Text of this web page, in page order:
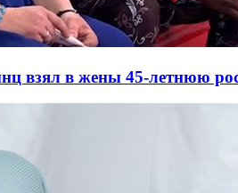
взял в жены 45-летнюю